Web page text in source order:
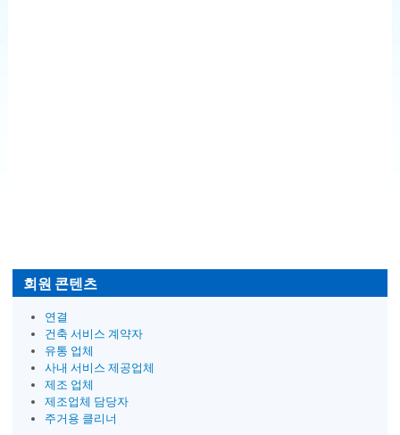
회원 콘텐츠
연결
건축 서비스 계약자
유통 업체
사내 서비스 제공업체
제조 업체
제조업체 담당자
주거용 클리너